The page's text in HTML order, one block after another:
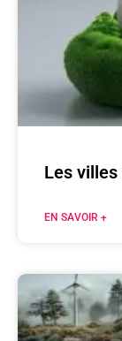
Les
EN SAVOIR +